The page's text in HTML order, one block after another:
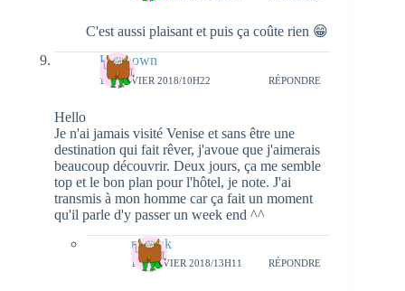
C'est aussi plaisant et puis ça coûte rien 😁
Unknown
15 JANVIER 2018/10H22 RÉPONDRE
Hello
Je n'ai jamais visité Venise et sans être une
destination qui fait rêver, j'avoue que j'aimerais
beaucoup découvrir. Deux jours, ça me semble
top et le bon plan pour l'hôtel, je note. J'ai
transmis à mon homme car ça fait un moment
qu'il parle d'y passer un week end ^^
natieak
17 JANVIER 2018/13H11 RÉPONDRE